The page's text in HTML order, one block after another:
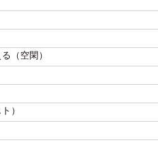
（空閑）
）